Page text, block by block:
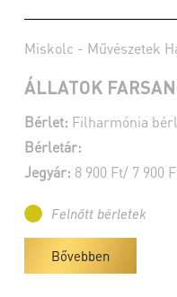
Miskolc - Művészetek
ÁLLATOK
Bérlet: Filharmónia
Bérletár:
Jegyár: 8 900 Ft/ 7 900
Felnőtt bérletek
Bővebben